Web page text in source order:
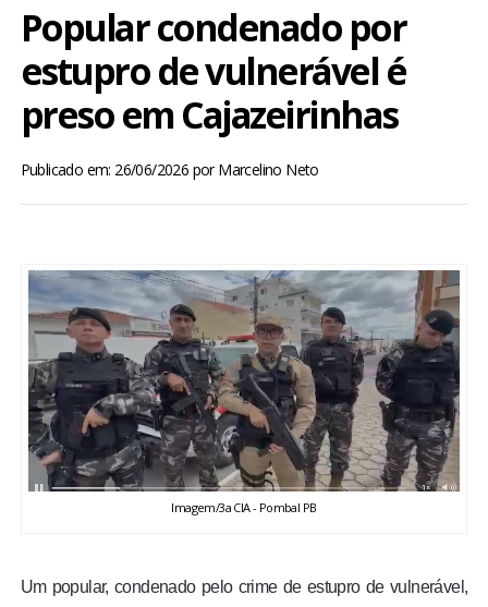
POMBAL E REGIÃO
BRASIL
ESPORTES
ENTRETENIMENTO
ENQUETE
Popular condenado por
estupro de vulnerável é
preso em Cajazeirinhas
Publicado em: 26/06/2026 porMarcelino Neto
Imagem/3a CIA - Pombal PB
Um popular, condenado pelo crime de estupro de vulnerável,